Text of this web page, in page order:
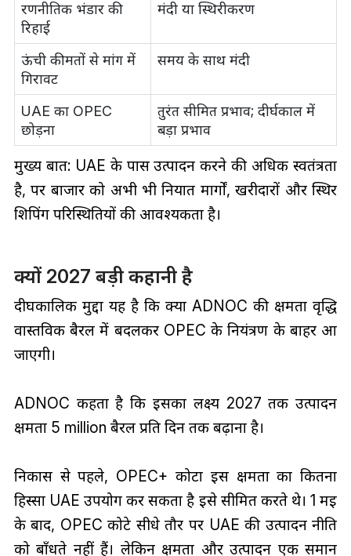
रणनीतिक भंडार की
रिहाई
मंदी या स्थिरीकरण
ऊंची कीमतों से मांग में
गिरावट
समय के साथ मंदी
UAE का OPEC
छोड़ना
तुरंत सीमित प्रभाव; दीर्घकाल में
बड़ा प्रभाव
मुख्य बात: UAE के पास उत्पादन करने की अधिक स्वतंत्रता
है, पर बाजार को अभी भी निर्यात मार्गों, खरीदारों और स्थिर
शिपिंग परिस्थितियों की आवश्यकता है।
क्यों 2027 बड़ी कहानी है
दीर्घकालिक मुद्दा यह है कि क्या ADNOC की क्षमता वृद्धि
वास्तविक बैरल में बदलकर OPEC के नियंत्रण के बाहर आ
जाएगी।
ADNOC कहता है कि इसका लक्ष्य 2027 तक उत्पादन
क्षमता 5 million बैरल प्रति दिन तक बढ़ाना है।
निकास से पहले, OPEC+ कोटा इस क्षमता का कितना
हिस्सा UAE उपयोग कर सकता है इसे सीमित करते थे। 1 मई
के बाद, OPEC कोटे सीधे तौर पर UAE की उत्पादन नीति
को बाँधते नहीं हैं। लेकिन क्षमता और उत्पादन एक समान